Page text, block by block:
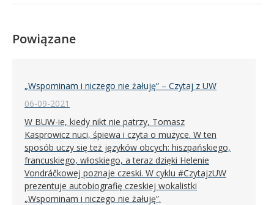
Powiązane
„Wspominam i niczego nie żałuję” – Czytaj z UW
06-09-2021
W BUW-ie, kiedy nikt nie patrzy, Tomasz
Kasprowicz nuci, śpiewa i czyta o muzyce. W ten
sposób uczy się też języków obcych: hiszpańskiego,
francuskiego, włoskiego, a teraz dzięki Helenie
Vondráčkowej poznaje czeski. W cyklu #CzytajzUW
prezentuje autobiografię czeskiej wokalistki
„Wspominam i niczego nie żałuję”.